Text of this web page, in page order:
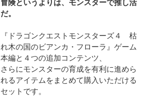
冒険というよりは、モンスターで推し活
だ。
『ドラゴンクエストモンスターズ４ 枯
れ木の国のビアンカ・フローラ』ゲーム
本編と４つの追加コンテンツ、
さらにモンスターの育成を有利に進めら
れるアイテムをまとめて購入いただける
セットです。